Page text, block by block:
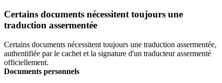
Certains documents nécessitent toujours une
traduction assermentée
Certains documents nécessitent toujours une traduction assermentée,
authentifiée par le cachet et la signature d'un traducteur assermenté
officiellement.
Documents personnels